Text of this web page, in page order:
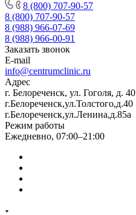
8 (800) 707-90-57
8 (800) 707-90-57
8 (988) 966-07-69
8 (988) 966-00-91
Заказать звонок
E-mail
info@centrumclinic.ru
Адрес
г. Белореченск, ул. Гоголя, д. 40
г.Белореченск,ул.Толстого,д.40
г.Белореченск,ул.Ленина,д.85а
Режим работы
Ежедневно, 07:00–21:00